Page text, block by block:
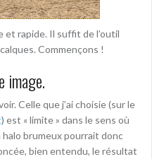
et rapide. Il suffit de l’outil
Commençons !
image.
Celle que j’ai choisie (sur le
) est « limite » dans le sens où
brumeux pourrait donc
bien entendu, le résultat